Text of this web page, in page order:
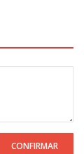
CONFIRMAR